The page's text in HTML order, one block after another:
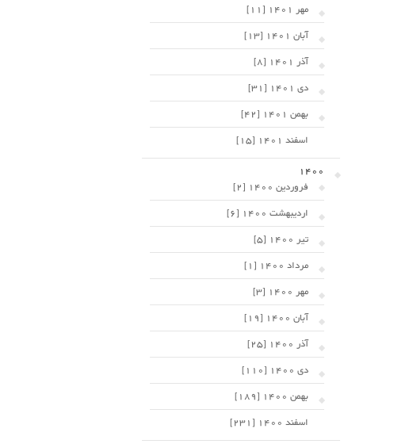
مهر 1401 [11]
آبان 1401 [13]
آذر 1401 [8]
دی 1401 [31]
بهمن 1401 [42]
اسفند 1401 [15]
1400
فروردین 1400 [2]
اردیبهشت 1400 [6]
تیر 1400 [5]
مرداد 1400 [1]
مهر 1400 [3]
آبان 1400 [19]
آذر 1400 [25]
دی 1400 [110]
بهمن 1400 [189]
اسفند 1400 [231]